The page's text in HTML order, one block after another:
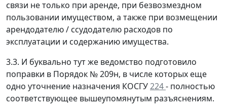
связи не только при аренде, при безвозмездном
пользовании имуществом, а также при возмещении
арендодателю / ссудодателю расходов по
эксплуатации и содержанию имущества.
3.3. И буквально тут же ведомство подготовило
поправки в Порядок № 209н, в числе которых еще
одно уточнение назначения КОСГУ224- полностью
соответствующее вышеупомянутым разъяснениям.